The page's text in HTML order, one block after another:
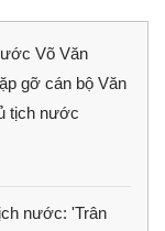
Võ Văn
gỡ cán bộ Văn
tịch nước
nước: 'Trân